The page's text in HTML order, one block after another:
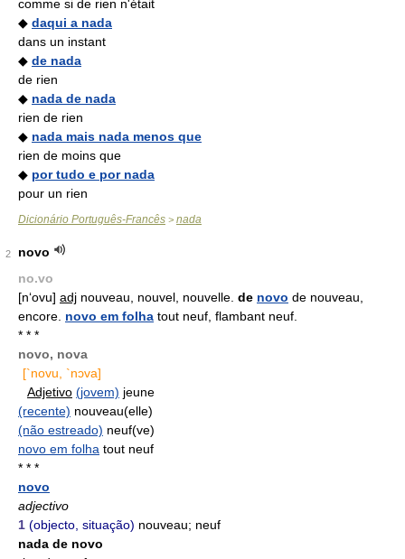
comme si de rien n'était
◆ daqui a nada
dans un instant
◆ de nada
de rien
◆ nada de nada
rien de rien
◆ nada mais nada menos que
rien de moins que
◆ por tudo e por nada
pour un rien
Dicionário Português-Francês > nada
2
novo
no.vo
[n‘ovu] adj nouveau, nouvel, nouvelle. de novo de nouveau,
encore. novo em folha tout neuf, flambant neuf.
* * *
novo, nova
[`novu, `nɔva]
Adjetivo (jovem) jeune
(recente) nouveau(elle)
(não estreado) neuf(ve)
novo em folha tout neuf
* * *
novo
adjectivo
1 (objecto, situação) nouveau; neuf
nada de novo